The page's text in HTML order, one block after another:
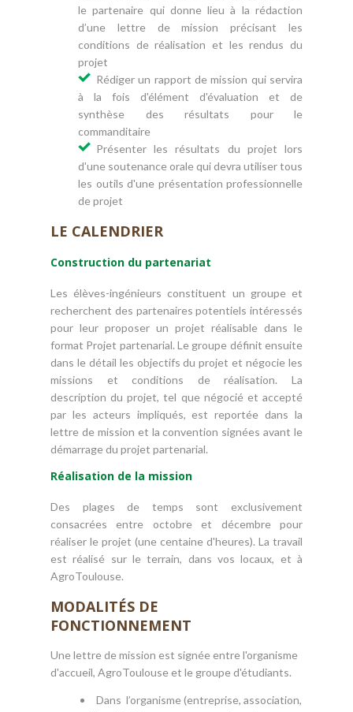
le partenaire qui donne lieu à la rédaction
d’une lettre de mission précisant les
conditions de réalisation et les rendus du
projet
Rédiger un rapport de mission qui servira
à la fois d'élément d'évaluation et de
synthèse des résultats pour le
commanditaire
Présenter les résultats du projet lors
d'une soutenance orale qui devra utiliser tous
les outils d'une présentation professionnelle
de projet
LE CALENDRIER
Construction du partenariat
Les élèves-ingénieurs constituent un groupe et
recherchent des partenaires potentiels intéressés
pour leur proposer un projet réalisable dans le
format Projet partenarial. Le groupe définit ensuite
dans le détail les objectifs du projet et négocie les
missions et conditions de réalisation. La
description du projet, tel que négocié et accepté
par les acteurs impliqués, est reportée dans la
lettre de mission et la convention signées avant le
démarrage du projet partenarial.
Réalisation de la mission
Des plages de temps sont exclusivement
consacrées entre octobre et décembre pour
réaliser le projet (une centaine d'heures). La travail
est réalisé sur le terrain, dans vos locaux, et à
AgroToulouse.
MODALITÉS DE
FONCTIONNEMENT
Une lettre de mission est signée entre l'organisme
d'accueil, AgroToulouse et le groupe d'étudiants.
Dans l’organisme (entreprise, association,